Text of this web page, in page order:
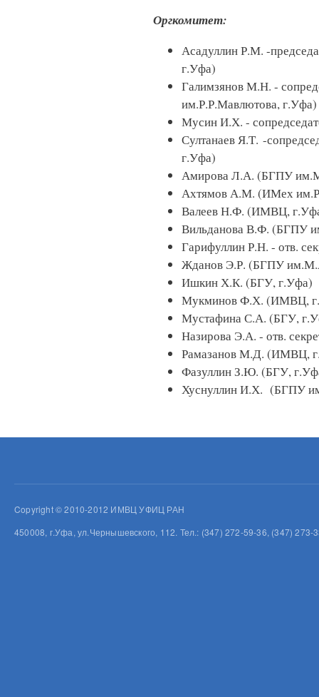
Оргкомитет:
Асадуллин Р.М. -
г.Уфа)
Галимзянов М.Н. -
им.Р.Р.Мавлютова, г.Уфа)
Мусин И.Х. -
Султанаев Я.Т. -
г.Уфа)
Амирова Л.А. (БГПУ
Ахтямов А.М. (ИМех
Валеев Н.Ф. (ИМВЦ,
Вильданова В.Ф. (БГПУ
Гарифуллин Р.Н. - отв.
Жданов Э.Р. (БГПУ
Ишкин Х.К. (БГУ, г.Уфа)
Мукминов Ф.Х. (ИМВЦ,
Мустафина С.А. (БГУ,
Назирова Э.А. - отв.
Рамазанов М.Д. (ИМВЦ,
Фазуллин З.Ю. (БГУ,
Хуснуллин И.Х. (БГПУ
Copyright © 2010-2012 ИМВЦ УФИЦ РАН
450008, г.Уфа, ул.Чернышевского, 112. Тел.: (347) 272-59-36, (347)